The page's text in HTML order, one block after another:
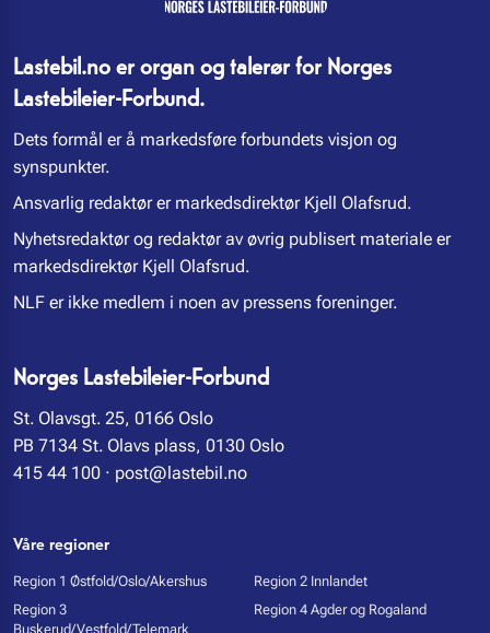
Lastebil.no er organ og talerør for Norges
Lastebileier-Forbund.
Dets formål er å markedsføre forbundets visjon og
synspunkter.
Ansvarlig redaktør er markedsdirektør Kjell Olafsrud.
Nyhetsredaktør og redaktør av øvrig publisert materiale er
markedsdirektør Kjell Olafsrud.
NLF er ikke medlem i noen av pressens foreninger.
Norges Lastebileier-Forbund
St. Olavsgt. 25, 0166 Oslo
PB 7134 St. Olavs plass, 0130 Oslo
415 44 100 · post@lastebil.no
Våre regioner
Region 1 Østfold/Oslo/Akershus
Region 2 Innlandet
Region 3
Buskerud/Vestfold/Telemark
Region 4 Agder og Rogaland